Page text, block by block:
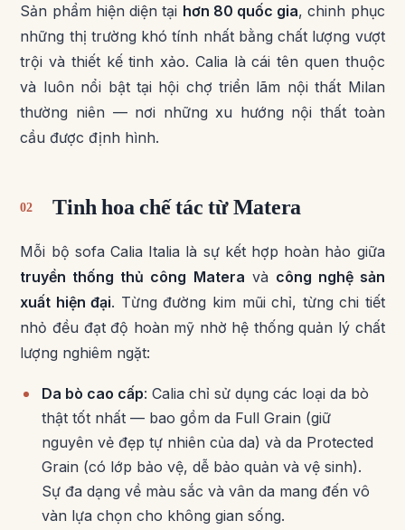
Sản phẩm hiện diện tại hơn 80 quốc gia, chinh phục
những thị trường khó tính nhất bằng chất lượng vượt
trội và thiết kế tinh xảo. Calia là cái tên quen thuộc
và luôn nổi bật tại hội chợ triển lãm nội thất Milan
thường niên — nơi những xu hướng nội thất toàn
cầu được định hình.
02 Tinh hoa chế tác từ Matera
Mỗi bộ sofa Calia Italia là sự kết hợp hoàn hảo giữa
truyền thống thủ công Matera và công nghệ sản
xuất hiện đại. Từng đường kim mũi chỉ, từng chi tiết
nhỏ đều đạt độ hoàn mỹ nhờ hệ thống quản lý chất
lượng nghiêm ngặt:
Da bò cao cấp: Calia chỉ sử dụng các loại da bò
thật tốt nhất — bao gồm da Full Grain (giữ
nguyên vẻ đẹp tự nhiên của da) và da Protected
Grain (có lớp bảo vệ, dễ bảo quản và vệ sinh).
Sự đa dạng về màu sắc và vân da mang đến vô
vàn lựa chọn cho không gian sống.